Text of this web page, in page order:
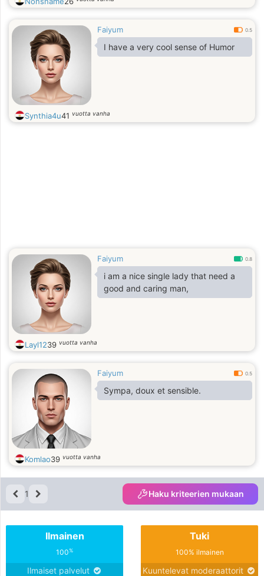
Faiyum 0.5
I have a very cool sense of Humor
Synthia4u41 vuotta vanha
Faiyum 0.8
i am a nice single lady that need a
good and caring man,
Layl1239 vuotta vanha
Faiyum 0.5
Sympa, doux et sensible.
Komlao39 vuotta vanha
1 Haku kriteerien mukaan
Ilmainen
100%
Ilmaiset palvelut
Tuki
100% ilmainen
Kuuntelevat moderaattorit